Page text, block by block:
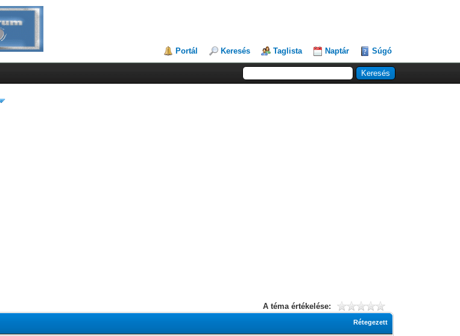
Portál Keresés Taglista Naptár Súgó
A téma értékelése:
Rétegezett